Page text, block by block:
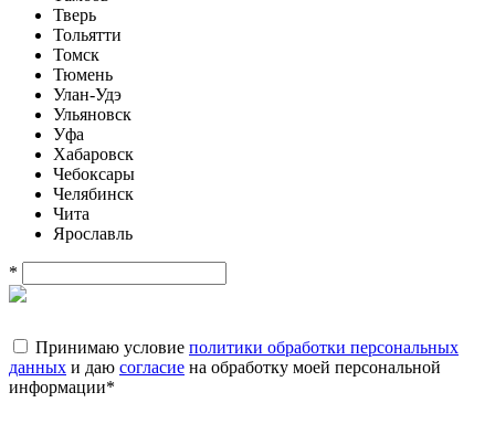
Тверь
Тольятти
Томск
Тюмень
Улан-Удэ
Ульяновск
Уфа
Хабаровск
Чебоксары
Челябинск
Чита
Ярославль
*
Принимаю условие политики обработки персональных
данных и даю согласие на обработку моей персональной
информации*